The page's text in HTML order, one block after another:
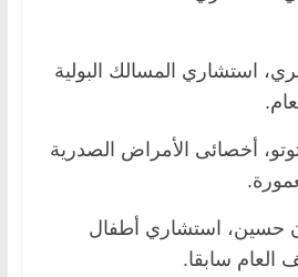
استشاري المسالك البولية
أخصائى الأمراض الصدرية
حسين، استشاري أطفال
سابقا.